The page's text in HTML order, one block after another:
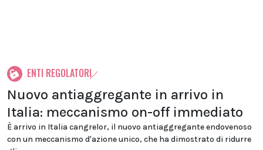
ENTI REGOLATORI
Nuovo antiaggregante in arrivo in
Italia: meccanismo on-off immediato
È arrivo in Italia cangrelor, il nuovo antiaggregante endovenoso
con un meccanismo d'azione unico, che ha dimostrato di ridurre